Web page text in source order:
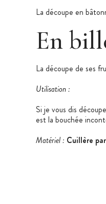
La découpe en
En
La découpe de ses
Utilisation :
Si je vous dis
est la bouchée
Matériel : Cuillère